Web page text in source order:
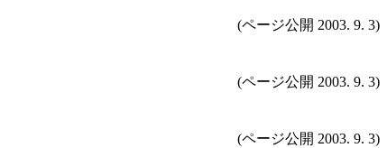
(ページ公開 2003. 9. 3)
(ページ公開 2003. 9. 3)
(ページ公開 2003. 9. 3)